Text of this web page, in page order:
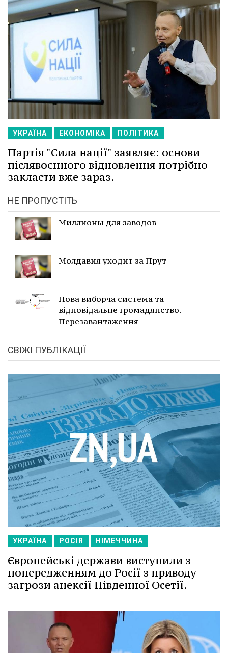
УКРАЇНА ЕКОНОМІКА ПОЛІТИКА
Партія "Сила нації" заявляє: основи
післявоєнного відновлення потрібно
закласти вже зараз.
НЕ ПРОПУСТІТЬ
Миллионы для заводов
Молдавия уходит за Прут
Нова виборча система та
відповідальне громадянство.
Перезавантаження
СВІЖІ ПУБЛІКАЦІЇ
УКРАЇНА РОСІЯ НІМЕЧЧИНА
Європейські держави виступили з
попередженням до Росії з приводу
загрози анексії Південної Осетії.